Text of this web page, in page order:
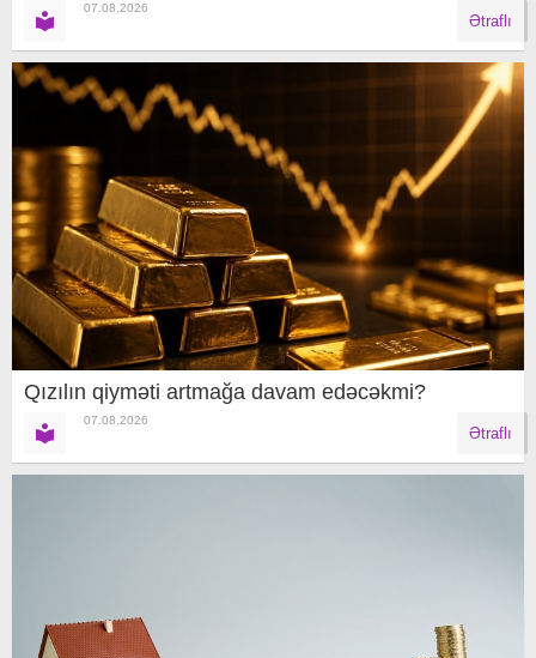
07.08.2026
Ətraflı
Qızılın qiyməti artmağa davam edəcəkmi?
07.08.2026
Ətraflı